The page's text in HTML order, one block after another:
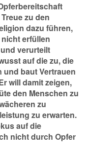
zu den
dazu führen,
erfüllen
verurteilt
auf die zu, die
und baut Vertrauen
will damit zeigen,
den Menschen zu
zu
zu erwarten.
auf die
nicht durch Opfer